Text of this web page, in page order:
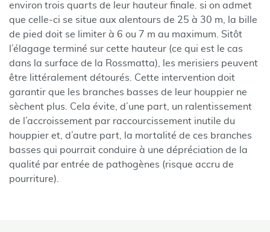
environ trois quarts de leur hauteur finale. si on admet
que celle-ci se situe aux alentours de 25 à 30 m, la bille
de pied doit se limiter à 6 ou 7 m au maximum. Sitôt
l’élagage terminé sur cette hauteur (ce qui est le cas
dans la surface de la Rossmatta), les merisiers peuvent
être littéralement détourés. Cette intervention doit
garantir que les branches basses de leur houppier ne
sèchent plus. Cela évite, d’une part, un ralentissement
de l’accroissement par raccourcissement inutile du
houppier et, d’autre part, la mortalité de ces branches
basses qui pourrait conduire à une dépréciation de la
qualité par entrée de pathogènes (risque accru de
pourriture).